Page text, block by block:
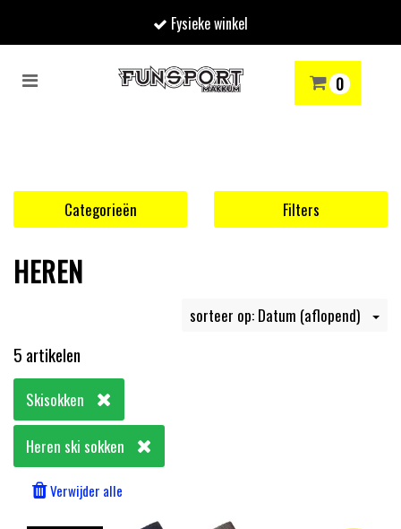
Fysieke winkel
Toggle
0
Uw winkelwagen is leeg.
SKIËN WINTERSPORTSHOP
Categorieën Filters
HEREN
sorteer op: Datum (aflopend)
5 artikelen
Skisokken
Heren ski sokken
Verwijder alle